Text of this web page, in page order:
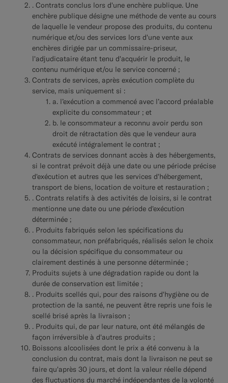
. Contrats conclus lors d'une enchère publique. Une
enchère publique désigne une méthode de vente au cours
de laquelle le vendeur propose des produits, du contenu
numérique et/ou des services lors d'une vente aux
enchères dirigée par un commissaire-priseur,
l'adjudicataire étant tenu d'acquérir le produit, le
contenu numérique et/ou le service concerné ;
Contrats de services, après exécution complète du
service, mais uniquement si :
a. l’exécution a commencé avec l’accord préalable
explicite du consommateur ; et
b. le consommateur a reconnu avoir perdu son
droit de rétractation dès que le vendeur aura
exécuté intégralement le contrat ;
Contrats de services donnant accès à des hébergements,
si le contrat prévoit déjà une date ou une période précise
d'exécution et autres que les services d'hébergement,
transport de biens, location de voiture et restauration ;
. Contrats relatifs à des activités de loisirs, si le contrat
mentionne une date ou une période d'exécution
déterminée ;
. Produits fabriqués selon les spécifications du
consommateur, non préfabriqués, réalisés selon le choix
ou la décision spécifique du consommateur ou
clairement destinés à une personne déterminée ;
Produits sujets à une dégradation rapide ou dont la
durée de conservation est limitée ;
. Produits scellés qui, pour des raisons d'hygiène ou de
protection de la santé, ne peuvent être repris une fois le
scellé brisé après la livraison ;
. Produits qui, de par leur nature, ont été mélangés de
façon irréversible à d'autres produits ;
Boissons alcoolisées dont le prix a été convenu à la
conclusion du contrat, mais dont la livraison ne peut se
faire qu'après 30 jours, et dont la valeur réelle dépend
des fluctuations du marché indépendantes de la volonté